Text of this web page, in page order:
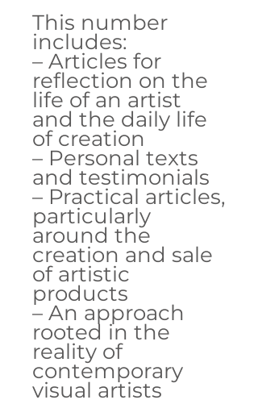
This number
includes:
– Articles for
reflection on the
life of an artist
and the daily life
of creation
– Personal texts
and testimonials
– Practical articles,
particularly
around the
creation and sale
of artistic
products
– An approach
rooted in the
reality of
contemporary
visual artists